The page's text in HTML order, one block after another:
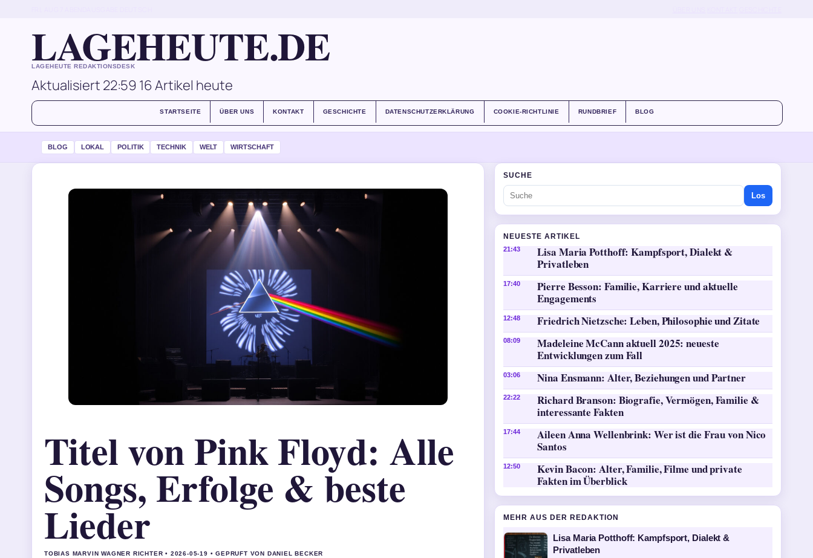
LAGEHEUTE.DE
LAGEHEUTE REDAKTIONSDESK
Aktualisiert 22:59 16 Artikel heute
STARTSEITE ÜBER UNS KONTAKT GESCHICHTE DATENSCHUTZERKLÄRUNG COOKIE-RICHTLINIE RUNDBRIEF BLOG
BLOG LOKAL POLITIK TECHNIK WELT WIRTSCHAFT
Titel von Pink Floyd: Alle
Songs, Erfolge & beste
Lieder
TOBIAS MARVIN WAGNER RICHTER • 2026-05-19 • GEPRUFT VON DANIEL BECKER
SUCHE
Los
NEUESTE ARTIKEL
21:43
Lisa Maria Potthoff: Kampfsport, Dialekt &
Privatleben
17:40
Pierre Besson: Familie, Karriere und aktuelle
Engagements
12:48 Friedrich Nietzsche: Leben, Philosophie und Zitate
08:09
Madeleine McCann aktuell 2025: neueste
Entwicklungen zum Fall
03:06 Nina Ensmann: Alter, Beziehungen und Partner
22:22
Richard Branson: Biografie, Vermögen, Familie &
interessante Fakten
17:44
Aileen Anna Wellenbrink: Wer ist die Frau von Nico
Santos
12:50
Kevin Bacon: Alter, Familie, Filme und private
Fakten im Überblick
MEHR AUS DER REDAKTION
Lisa Maria Potthoff: Kampfsport, Dialekt &
Privatleben